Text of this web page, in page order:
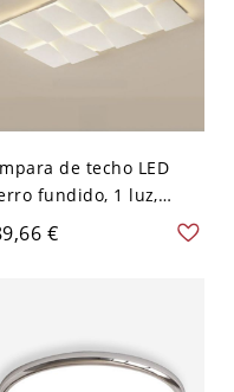
de techo LED
fundido, 1 luz,
plexiglás, 3
€